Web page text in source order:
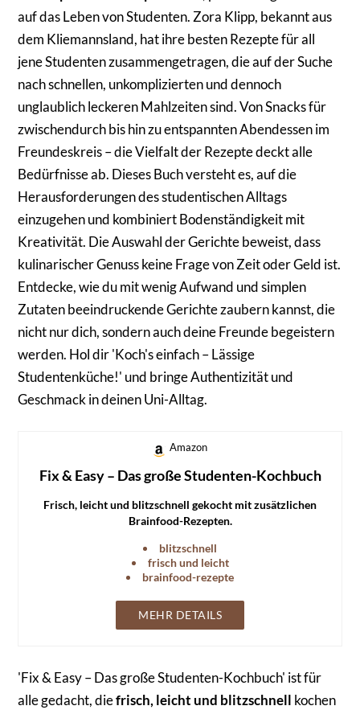
auf das Leben von Studenten. Zora Klipp, bekannt aus
dem Kliemannsland, hat ihre besten Rezepte für all
jene Studenten zusammengetragen, die auf der Suche
nach schnellen, unkomplizierten und dennoch
unglaublich leckeren Mahlzeiten sind. Von Snacks für
zwischendurch bis hin zu entspannten Abendessen im
Freundeskreis – die Vielfalt der Rezepte deckt alle
Bedürfnisse ab. Dieses Buch versteht es, auf die
Herausforderungen des studentischen Alltags
einzugehen und kombiniert Bodenständigkeit mit
Kreativität. Die Auswahl der Gerichte beweist, dass
kulinarischer Genuss keine Frage von Zeit oder Geld ist.
Entdecke, wie du mit wenig Aufwand und simplen
Zutaten beeindruckende Gerichte zaubern kannst, die
nicht nur dich, sondern auch deine Freunde begeistern
werden. Hol dir 'Koch's einfach – Lässige
Studentenküche!' und bringe Authentizität und
Geschmack in deinen Uni-Alltag.
Amazon
Fix & Easy – Das große Studenten-Kochbuch
Frisch, leicht und blitzschnell gekocht mit zusätzlichen
Brainfood-Rezepten.
blitzschnell
frisch und leicht
brainfood-rezepte
MEHR DETAILS
'Fix & Easy – Das große Studenten-Kochbuch' ist für
alle gedacht, diefrisch, leicht und blitzschnell kochen